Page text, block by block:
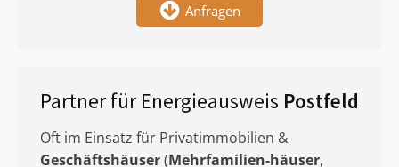
Anfragen
Partner für Energieausweis Postfeld
Oft im Einsatz für Privatimmobilien &
Geschäftshäuser(Mehrfamilien-häuser,